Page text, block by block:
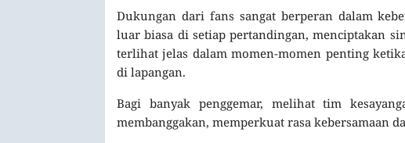
Dukungan dari fans sangat berperan dalam
luar biasa di setiap pertandingan, menciptakan
terlihat jelas dalam momen-momen penting
di lapangan.
Bagi banyak penggemar, melihat tim
membanggakan, memperkuat rasa kebersamaan